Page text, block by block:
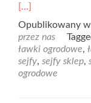
[…]
Opublikowany w
przez nas
ławki ogrodowe,
sejfy, sejfy sklep,
ogrodowe